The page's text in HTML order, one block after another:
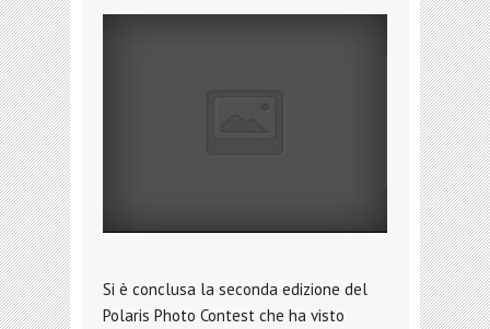
Si è conclusa la seconda edizione del
Polaris Photo Contest che ha visto